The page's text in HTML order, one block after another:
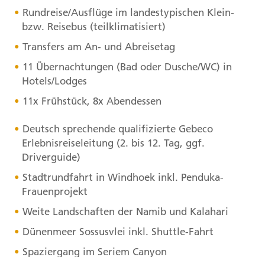
Rundreise/Ausflüge im landestypischen Klein-
bzw. Reisebus (teilklimatisiert)
Transfers am An- und Abreisetag
11 Übernachtungen (Bad oder Dusche/WC) in
Hotels/Lodges
11x Frühstück, 8x Abendessen
Deutsch sprechende qualifizierte Gebeco
Erlebnisreiseleitung (2. bis 12. Tag, ggf.
Driverguide)
Stadtrundfahrt in Windhoek inkl. Penduka-
Frauenprojekt
Weite Landschaften der Namib und Kalahari
Dünenmeer Sossusvlei inkl. Shuttle-Fahrt
Spaziergang im Seriem Canyon